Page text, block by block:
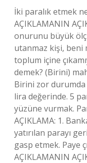
İki paralık etmek
AÇIKLAMANIN
onurunu büyük
utanmaz kişi, beni
toplum içine
demek? (Birini)
Birini zor durumda
lira değerinde. 5
yüzüne vurmak.
AÇIKLAMA: 1.
yatırılan parayı
gasp etmek. Paye
AÇIKLAMANIN